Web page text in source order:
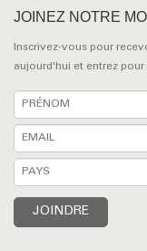
JOINEZ NOTRE
Inscrivez-vous pour
aujourd'hui et entrez